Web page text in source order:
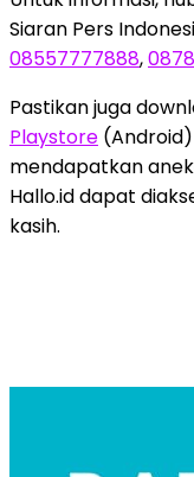
Siaran Pers
08557777888,
Pastikan juga
Playstore
mendapatkan
Hallo.id dapat
kasih.